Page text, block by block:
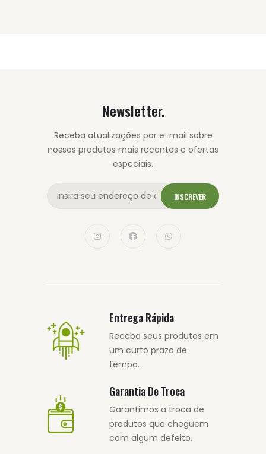
Newsletter.
Receba atualizações por e-mail sobre
nossos produtos mais recentes e ofertas
especiais.
INSCREVER
Entrega Rápida
Receba seus produtos em
um curto prazo de
tempo.
Garantia De Troca
Garantimos a troca de
produtos que cheguem
com algum defeito.